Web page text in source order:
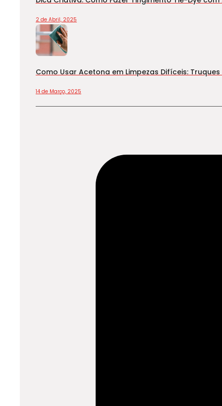
2 de Abril, 2025
Como Usar Acetona em Limpezas Difíceis:
14 de Março, 2025